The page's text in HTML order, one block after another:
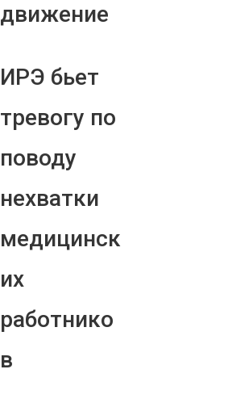
движение
ИРЭ бьет
тревогу по
поводу
нехватки
медицинск
их
работнико
в